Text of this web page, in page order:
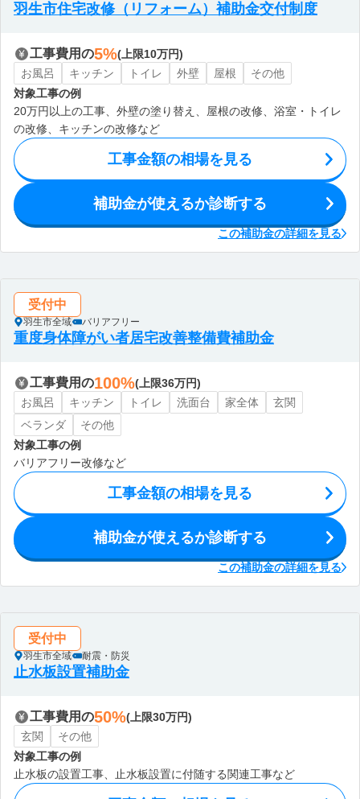
羽生市住宅改修（リフォーム）補助金交付制度
工事費用の5%(上限10万円)
お風呂
キッチン トイレ 外壁 屋根
その他
対象工事の例
20万円以上の工事、外壁の塗り替え、屋根の改修、浴室・トイレ
の改修、キッチンの改修など
工事金額の相場を見る
補助金が使えるか診断する
この補助金の詳細を見る
受付中
羽生市全域 バリアフリー
重度身体障がい者居宅改善整備費補助金
工事費用の100%(上限36万円)
お風呂
キッチン トイレ 洗面台 家全体
玄関
ベランダ
その他
対象工事の例
バリアフリー改修など
工事金額の相場を見る
補助金が使えるか診断する
この補助金の詳細を見る
受付中
羽生市全域 耐震・防災
止水板設置補助金
工事費用の50%(上限30万円)
玄関
その他
対象工事の例
止水板の設置工事、止水板設置に付随する関連工事など